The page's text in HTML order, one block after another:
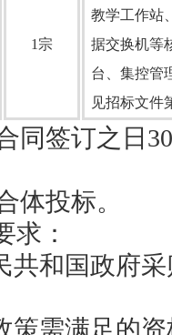
1宗
教学工作站
据交换机等
台、集控管
见招标文件
同签订之日
体投标。
求：
共和国政府
策需满足的